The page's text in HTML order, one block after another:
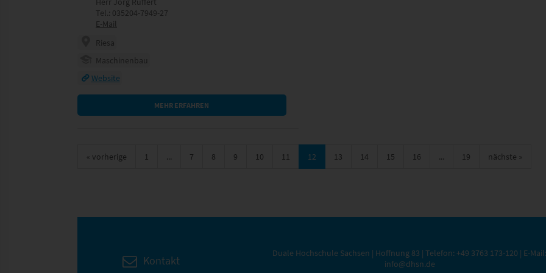
Tel.: 035204-7949-27
E-Mail
Riesa
Maschinenbau
Website
MEHR ERFAHREN
« vorherige 1 ... 7 8 9 10 11 12 13 14 15 16 ... 19 nächste »
Kontakt
Duale Hochschule Sachsen | Hoffnung 83 | Telefon: +49 3763 173-120 | E-Mail:
info@dhsn.de